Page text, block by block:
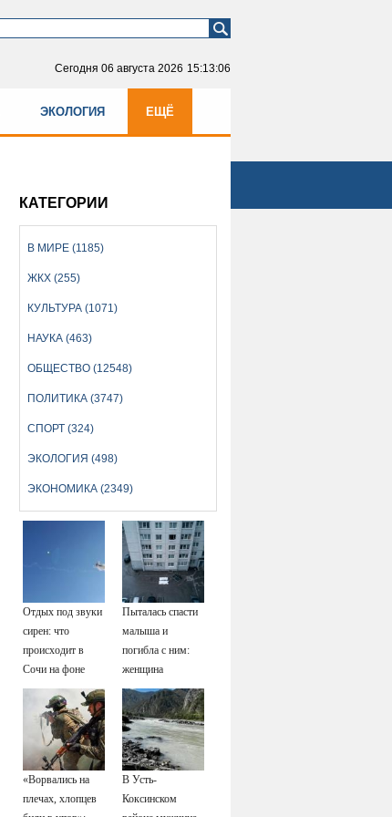
Сегодня 06 августа 2026 15:13:06
ЭКОЛОГИЯ ЕЩЁ
КАТЕГОРИИ
В МИРЕ (1185)
ЖКХ (255)
КУЛЬТУРА (1071)
НАУКА (463)
ОБЩЕСТВО (12548)
ПОЛИТИКА (3747)
СПОРТ (324)
ЭКОЛОГИЯ (498)
ЭКОНОМИКА (2349)
Отдых под звуки
сирен: что
происходит в
Сочи на фоне
массированных
беспилотников
Пыталась спасти
малыша и
погибла с ним:
женщина
разбилась
насмерть на
глазах у детей
06/08/2026 –
Новости
«Ворвались на
плечах, хлопцев
В Усть-
Коксинском